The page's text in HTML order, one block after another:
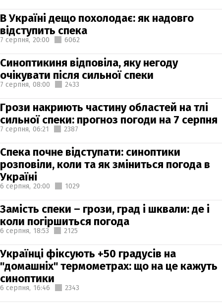
В Україні дещо похолодає: як надовго
відступить спека
7 серпня, 20:00 6062
Синоптикиня відповіла, яку негоду
очікувати після сильної спеки
7 серпня, 08:00 2433
Грози накриють частину областей на тлі
сильної спеки: прогноз погоди на 7 серпня
7 серпня, 06:21 2387
Спека почне відступати: синоптики
розповіли, коли та як зміниться погода в
Україні
6 серпня, 20:00 1029
Замість спеки – грози, град і шквали: де і
коли погіршиться погода
6 серпня, 18:53 2125
Українці фіксують +50 градусів на
"домашніх" термометрах: що на це кажуть
синоптики
6 серпня, 16:46 2343